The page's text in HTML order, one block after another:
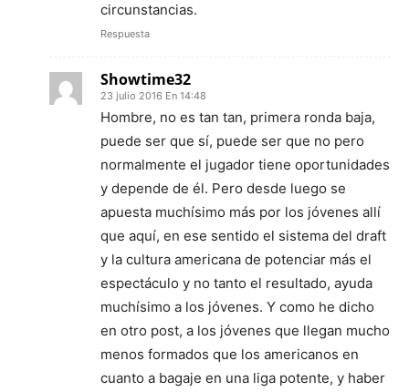
circunstancias.
Respuesta
Showtime32
23 julio 2016 En 14:48
Hombre, no es tan tan, primera ronda baja,
puede ser que sí, puede ser que no pero
normalmente el jugador tiene oportunidades
y depende de él. Pero desde luego se
apuesta muchísimo más por los jóvenes allí
que aquí, en ese sentido el sistema del draft
y la cultura americana de potenciar más el
espectáculo y no tanto el resultado, ayuda
muchísimo a los jóvenes. Y como he dicho
en otro post, a los jóvenes que llegan mucho
menos formados que los americanos en
cuanto a bagaje en una liga potente, y haber